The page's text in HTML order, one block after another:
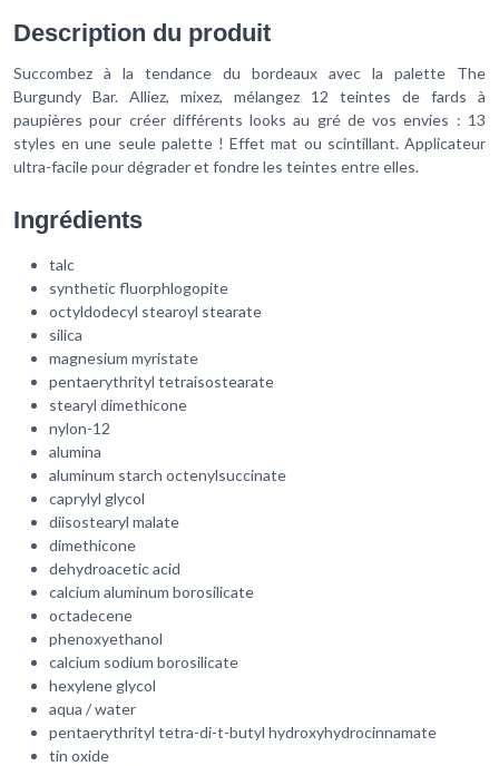
Description du produit
Succombez à la tendance du bordeaux avec la palette The
Burgundy Bar. Alliez, mixez, mélangez 12 teintes de fards à
paupières pour créer différents looks au gré de vos envies : 13
styles en une seule palette ! Effet mat ou scintillant. Applicateur
ultra-facile pour dégrader et fondre les teintes entre elles.
Ingrédients
talc
synthetic fluorphlogopite
octyldodecyl stearoyl stearate
silica
magnesium myristate
pentaerythrityl tetraisostearate
stearyl dimethicone
nylon-12
alumina
aluminum starch octenylsuccinate
caprylyl glycol
diisostearyl malate
dimethicone
dehydroacetic acid
calcium aluminum borosilicate
octadecene
phenoxyethanol
calcium sodium borosilicate
hexylene glycol
aqua / water
pentaerythrityl tetra-di-t-butyl hydroxyhydrocinnamate
tin oxide